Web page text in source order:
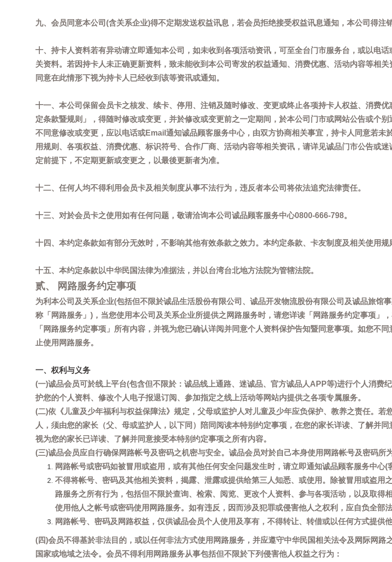
九、会员同意本公司(含关系企业)得不定期发送权益讯息，若会员拒绝接受权益讯息通知，本公司得注
十、持卡人资料若有异动请立即通知本公司，如未收到各项活动资讯，可至全台门市服务台，或以电
关资料。若因持卡人未正确更新资料，致未能收到本公司寄发的权益通知、消费优惠、活动内容等相
同意在此情形下视为持卡人已经收到该等资讯或通知。
十一、本公司保留会员卡之核发、续卡、停用、注销及随时修改、变更或终止各项持卡人权益、消费
定条款暨规则」，得随时修改或变更，并於修改或变更前之一定期间，於本公司门市或网站公告或个
不同意修改或变更，应以电话或Email通知诚品顾客服务中心，由双方协商相关事宜，持卡人同意若
用规则、各项权益、消费优惠、标识符号、合作厂商、活动内容等相关资讯，请详见诚品门市公告或
定前提下，不定期更新或变更之，以最後更新者为准。
十二、任何人均不得利用会员卡及相关制度从事不法行为，违反者本公司将依法追究法律责任。
十三、对於会员卡之使用如有任何问题，敬请洽询本公司诚品顾客服务中心0800-666-798。
十四、本约定条款如有部分无效时，不影响其他有效条款之效力。本约定条款、卡友制度及相关使用规
十五、本约定条款以中华民国法律为准据法，并以台湾台北地方法院为管辖法院。
贰、 网路服务约定事项
为利本公司及关系企业(包括但不限於诚品生活股份有限公司、诚品开发物流股份有限公司及诚品旅馆
称「网路服务」)，当您使用本公司及关系企业所提供之网路服务时，请您详读「网路服务约定事项」
「网路服务约定事项」所有内容，并视为您已确认详阅并同意个人资料保护告知暨同意事项。如您不
止使用网路服务。
一、权利与义务
(一)诚品会员可於线上平台(包含但不限於：诚品线上通路、迷诚品、官方诚品人APP等)进行个人消费
护您的个人资料、修改个人电子报退订阅、参加指定之线上活动等网站内提供之各项专属服务。
(二)依《儿童及少年福利与权益保障法》规定，父母或监护人对儿童及少年应负保护、教养之责任。
人，须由您的家长（父、母或监护人，以下同）陪同阅读本特别约定事项，在您的家长详读、了解并
视为您的家长已详读、了解并同意接受本特别约定事项之所有内容。
(三)诚品会员应自行确保网路帐号及密码之机密与安全。诚品会员对於自己本身使用网路帐号及密码所
网路帐号或密码如被冒用或盗用，或有其他任何安全问题发生时，请立即通知诚品顾客服务中心(
不得将帐号、密码及其他相关资料，揭露、泄露或提供给第三人知悉、或使用。除被冒用或盗用
路服务之所有行为，包括但不限於查询、检索、阅览、更改个人资料、参与各项活动，以及取
使用他人之帐号或密码使用网路服务。如有违反，因而涉及犯罪或侵害他人之权利，应自负全部法
网路帐号、密码及网路权益，仅供诚品会员个人使用及享有，不得转让、转借或以任何方式提供
(四)会员不得基於非法目的，或以任何非法方式使用网路服务，并应遵守中华民国相关法令及网际网
国家或地域之法令。会员不得利用网路服务从事包括但不限於下列侵害他人权益之行为：